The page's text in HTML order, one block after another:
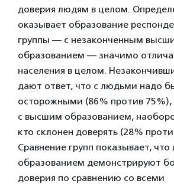
доверия людям в целом.
оказывает образование
группы — с незаконченным
образованием — значимо
населения в целом.
дают ответ, что с людьми надо
осторожными (86% против
с высшим образованием,
кто склонен доверять (28%
Сравнение групп показывает,
образованием демонстрируют
доверия по сравнению со всеми